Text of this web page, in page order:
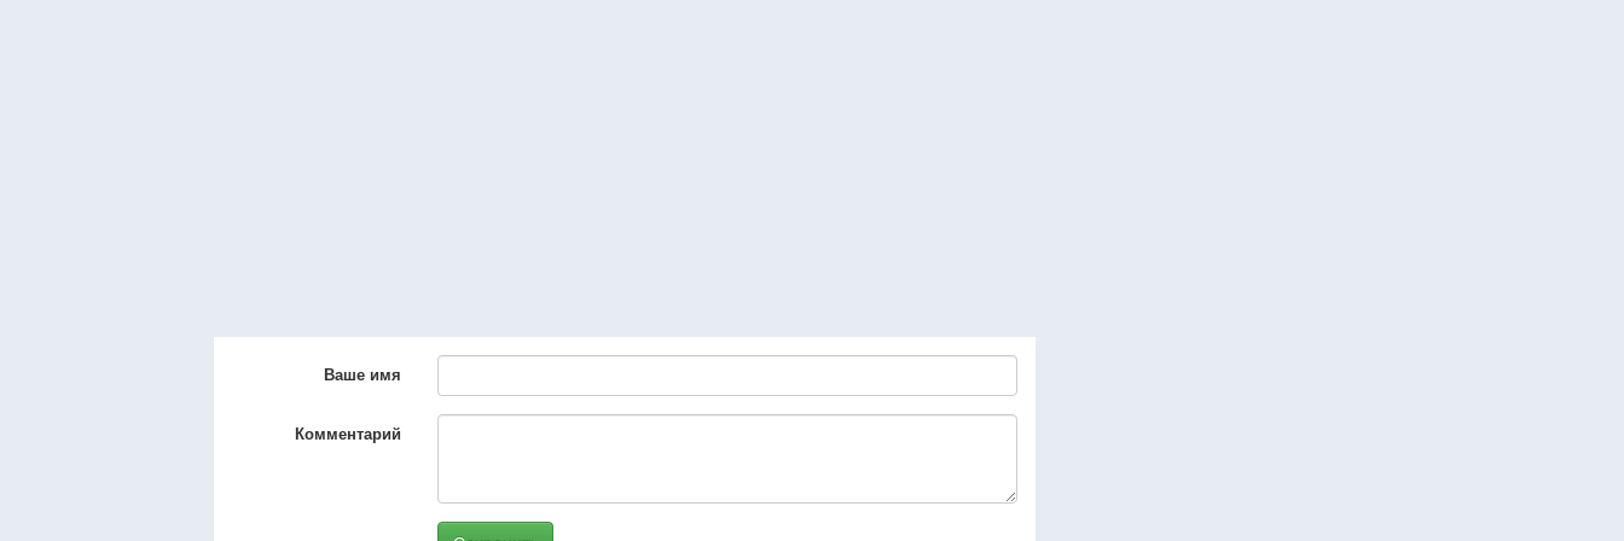
Ваше имя
Комментарий